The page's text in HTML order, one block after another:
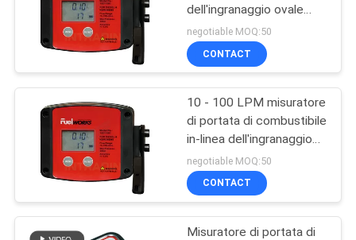
dell'ingranaggio ovale
portata di 10 - 100 LPM
15 metri
negotiable MOQ:50
CONTACT
10 - 100 LPM misuratore
di portata di combustibile
in-linea dell'ingranaggio
ovale di portata con 15
metri di lunghezza di
cavo
negotiable MOQ:50
CONTACT
Misuratore di portata di